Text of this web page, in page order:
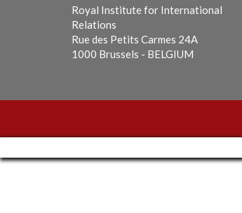
Royal Institute for International
Relations
Rue des Petits Carmes 24A
1000 Brussels - BELGIUM